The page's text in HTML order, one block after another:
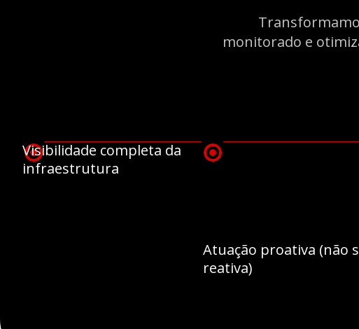
monitorado e
Visibilidade completa da
infraestrutura
Atuação proativa (não
reativa)